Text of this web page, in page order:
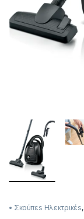
• Σκούπεs Ηλεκτρικέs,